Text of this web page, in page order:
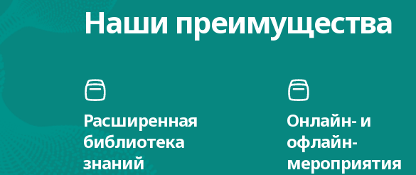
Наши преимущества
Расширенная
библиотека
знаний
Онлайн- и
офлайн-
мероприятия